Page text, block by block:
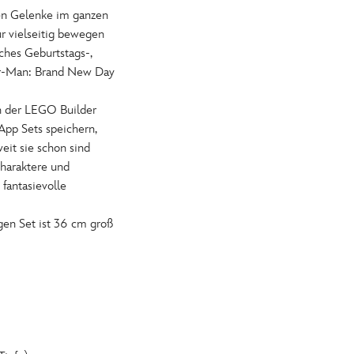
Gelenke im ganzen
vielseitig bewegen
Geburtstags-,
Man: Brand New Day
der LEGO Builder
Sets speichern,
sie schon sind
und
Set ist 36 cm groß